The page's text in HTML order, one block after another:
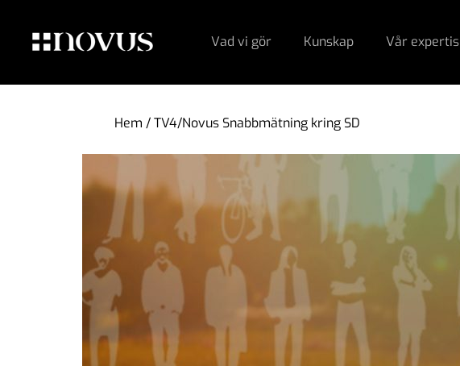
Vad vi gör Kunskap Vår expertis
Hem /TV4/Novus Snabbmätning kring SD